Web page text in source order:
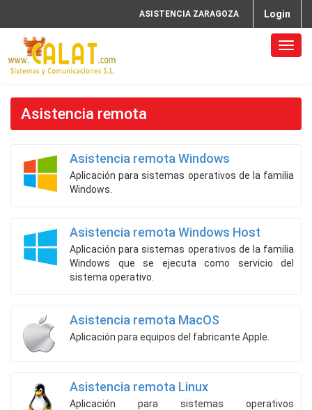
Login
ASISTENCIA ZARAGOZA
Icono
Asistencia remota
Asistencia remota Windows
Aplicación para sistemas operativos de la familia
Windows.
Asistencia remota Windows Host
Aplicación para sistemas operativos de la familia
Windows que se ejecuta como servicio del
sistema operativo.
Asistencia remota MacOS
Aplicación para equipos del fabricante Apple.
Asistencia remota Linux
Aplicación para sistemas operativos